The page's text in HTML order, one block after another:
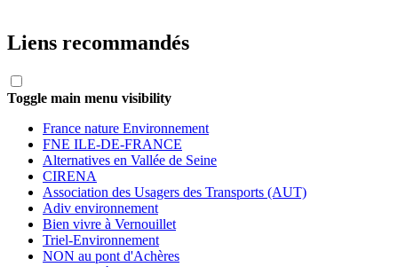
Liens recommandés
Toggle main menu visibility
France nature Environnement
FNE ILE-DE-FRANCE
Alternatives en Vallée de Seine
CIRENA
Association des Usagers des Transports (AUT)
Adiv environnement
Bien vivre à Vernouillet
Triel-Environnement
NON au pont d'Achères